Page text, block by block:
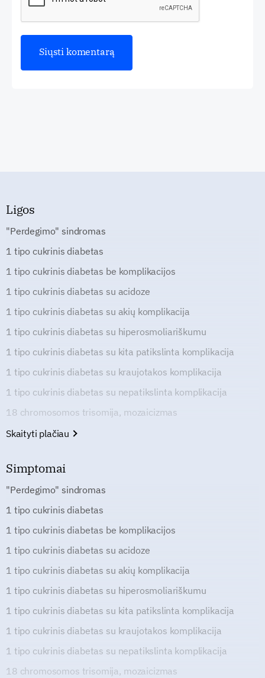
Ligos
"Perdegimo" sindromas
1 tipo cukrinis diabetas
1 tipo cukrinis diabetas be komplikacijos
1 tipo cukrinis diabetas su acidoze
1 tipo cukrinis diabetas su akių komplikacija
1 tipo cukrinis diabetas su hiperosmoliariškumu
1 tipo cukrinis diabetas su kita patikslinta komplikacija
1 tipo cukrinis diabetas su kraujotakos komplikacija
1 tipo cukrinis diabetas su nepatikslinta komplikacija
18 chromosomos trisomija, mozaicizmas
Skaityti plačiau
Simptomai
"Perdegimo" sindromas
1 tipo cukrinis diabetas
1 tipo cukrinis diabetas be komplikacijos
1 tipo cukrinis diabetas su acidoze
1 tipo cukrinis diabetas su akių komplikacija
1 tipo cukrinis diabetas su hiperosmoliariškumu
1 tipo cukrinis diabetas su kita patikslinta komplikacija
1 tipo cukrinis diabetas su kraujotakos komplikacija
1 tipo cukrinis diabetas su nepatikslinta komplikacija
18 chromosomos trisomija, mozaicizmas